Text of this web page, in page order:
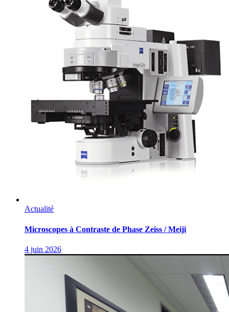
Actualité
Microscopes à Contraste de Phase Zeiss / Meiji
4 juin 2026